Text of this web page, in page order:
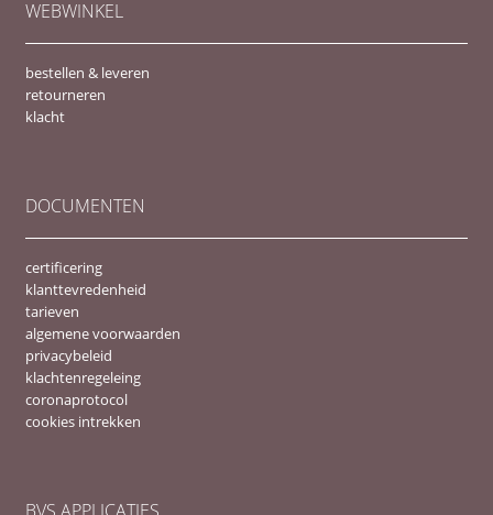
WEBWINKEL
bestellen & leveren
retourneren
klacht
DOCUMENTEN
certificering
klanttevredenheid
tarieven
algemene voorwaarden
privacybeleid
klachtenregeleing
coronaprotocol
cookies intrekken